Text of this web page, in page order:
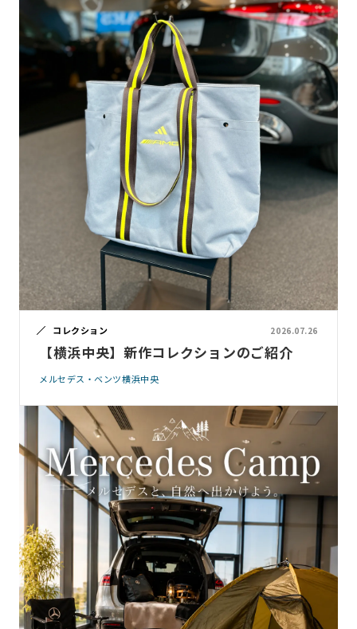
コレクション 2026.07.26
【横浜中央】新作コレクションのご紹介
メルセデス・ベンツ横浜中央